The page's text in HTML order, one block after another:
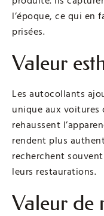
l’époque, ce qui en
prisées.
Valeur
Les autocollants
unique aux voitures
rehaussent
rendent plus
recherchent
leurs restaurations.
Valeur de